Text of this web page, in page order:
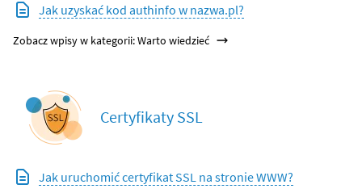
Jak uzyskać kod authinfo w nazwa.pl?
Zobacz wpisy w kategorii: Warto wiedzieć
Certyfikaty SSL
Jak uruchomić certyfikat SSL na stronie WWW?